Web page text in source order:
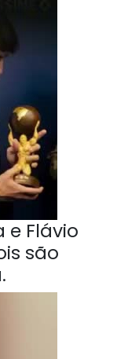
e Flávio
são